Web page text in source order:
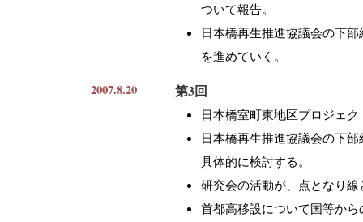
ついて報告。
日本橋再生推進協議会の下
を進めていく。
2007.8.20 第3回
日本橋室町東地区プロジェ
日本橋再生推進協議会の下
具体的に検討する。
研究会の活動が、点となり
首都高移設について国等か